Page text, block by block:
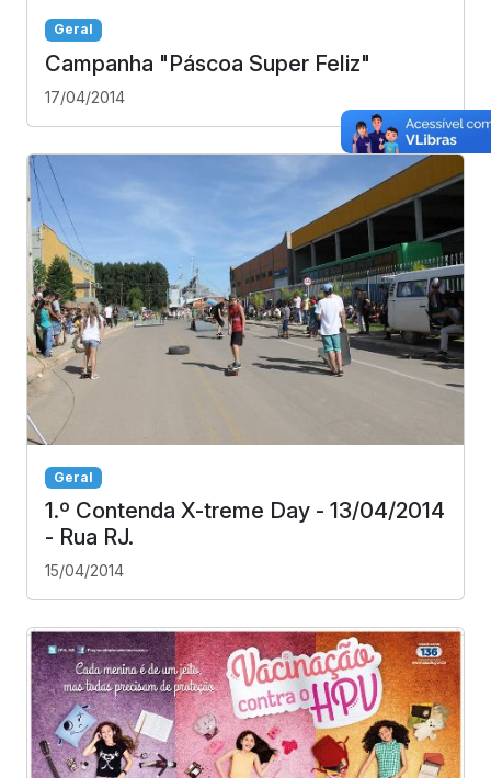
Geral
Campanha "Páscoa Super Feliz"
17/04/2014
Geral
1.º Contenda X-treme Day - 13/04/2014
- Rua RJ.
15/04/2014